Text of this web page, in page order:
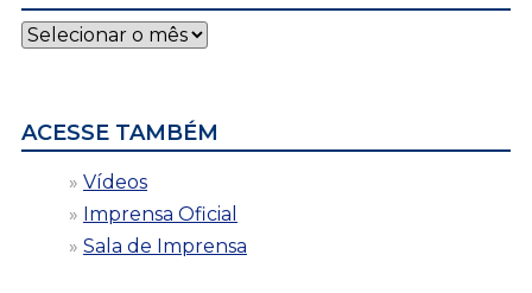
Notícias
por
ACESSE TAMBÉM
Vídeos
Imprensa Oficial
Sala de Imprensa